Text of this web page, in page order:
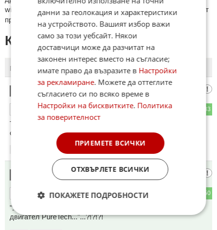
wikipedia.org, mobile.bg, imot.bg, zaplata.bg, bazar.bg ще бъдат
премахнати.
КОМЕНТАРИ КЪМ СТАТИЯТА
ПОСЛЕДНИ ПЪРВИ
Бойкот на алчния сайт О.Л.Х.
33
ОТГОВОР
Тези пък от 70 години не могат да направят свястна кола -
след Citroen DS 19 всичко е талаш...
29.04.2025
Ой ля ля
50
ОТГОВОР
"...Това включва базовият 1,2-литров трицилиндров
двигател PureTech..."...?!?!?!
данни за геолокация и характеристики
на устройството. Вашият избор важи
само за този уебсайт. Някои
доставчици може да разчитат на
законен интерес вместо на съгласие;
имате право да възразите в Настройки
за рекламиране. Можете да оттеглите
съгласието си по всяко време в
Настройки на бисквитките. Политика
за поверителност
ПРИЕМЕТЕ ВСИЧКИ
ОТХВЪРЛЕТЕ ВСИЧКИ
ПОКАЖЕТЕ ПОДРОБНОСТИ